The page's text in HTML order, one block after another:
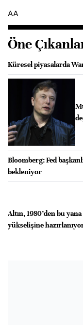
AA
Öne
Küresel piyasalarda
Bloomberg: Fed
bekleniyor
Altın, 1980’den bu
yükselişine